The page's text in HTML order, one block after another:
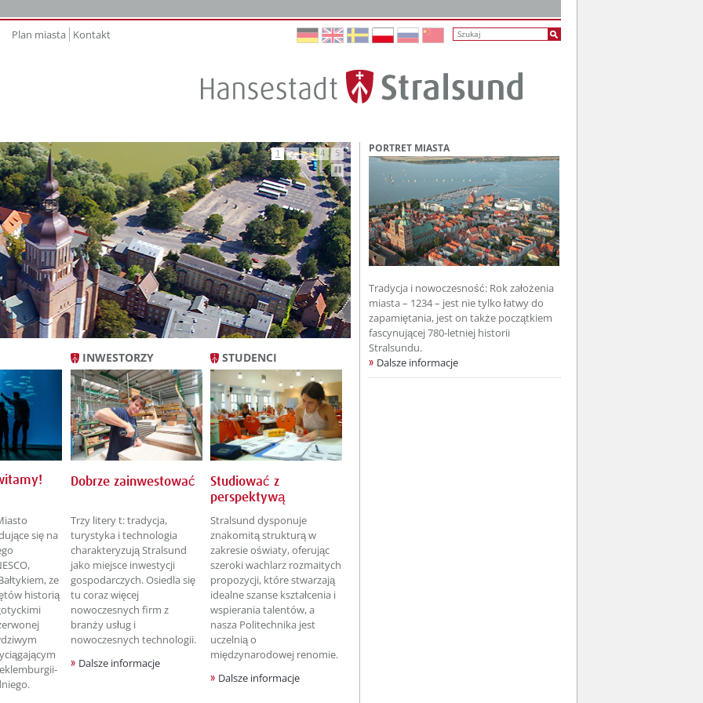
Plan miasta Kontakt
Autoplay
się na
ze
historią
INWESTORZY
Dobrze zainwestować
Trzy litery t: tradycja,
turystyka i technologia
charakteryzują Stralsund
jako miejsce inwestycji
gospodarczych. Osiedla się
tu coraz więcej
nowoczesnych firm z
branży usług i
nowoczesnych technologii.
Dalsze informacje
STUDENCI
Studiować z
perspektywą
Stralsund dysponuje
znakomitą strukturą w
zakresie oświaty, oferując
szeroki wachlarz rozmaitych
propozycji, które stwarzają
idealne szanse kształcenia i
wspierania talentów, a
nasza Politechnika jest
uczelnią o
międzynarodowej renomie.
Dalsze informacje
PORTRET MIASTA
Tradycja i nowoczesność: Rok założenia
miasta – 1234 – jest nie tylko łatwy do
zapamiętania, jest on także początkiem
fascynującej 780-letniej historii
Stralsundu.
Dalsze informacje